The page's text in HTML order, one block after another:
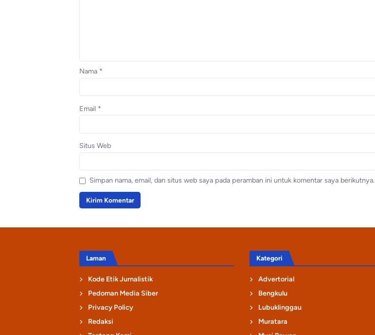
Nama *
Email *
Situs Web
Simpan nama, email, dan situs web saya pada peramban ini untuk komentar saya berikutnya.
Laman
Kode Etik Jurnalistik
Pedoman Media Siber
Privacy Policy
Redaksi
Kategori
Advertorial
Bengkulu
Lubuklinggau
Muratara